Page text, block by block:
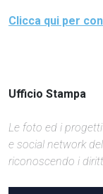
Clicca qui per
Ufficio Stampa
Le foto ed i
e social network
riconoscendo i